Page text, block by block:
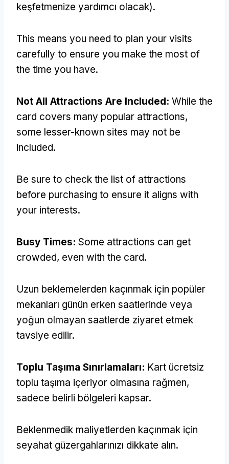
keşfetmenize yardımcı olacak).
This means you need to plan your visits
carefully to ensure you make the most of
the time you have.
Not All Attractions Are Included: While the
card covers many popular attractions,
some lesser-known sites may not be
included.
Be sure to check the list of attractions
before purchasing to ensure it aligns with
your interests.
Busy Times: Some attractions can get
crowded, even with the card.
Uzun beklemelerden kaçınmak için popüler
mekanları günün erken saatlerinde veya
yoğun olmayan saatlerde ziyaret etmek
tavsiye edilir.
Toplu Taşıma Sınırlamaları: Kart ücretsiz
toplu taşıma içeriyor olmasına rağmen,
sadece belirli bölgeleri kapsar.
Beklenmedik maliyetlerden kaçınmak için
seyahat güzergahlarınızı dikkate alın.